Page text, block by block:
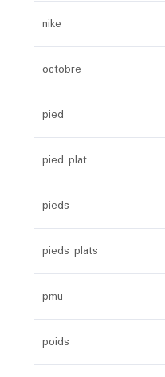
nike
octobre
pied
pied plat
pieds
pieds plats
pmu
poids